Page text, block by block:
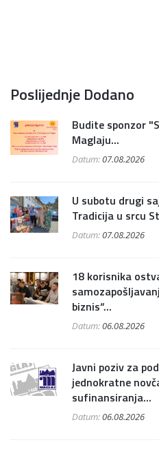
Poslijednje Dodano
Budite sponzor
Maglaju...
Datum:07.08.2026
U subotu drugi
Tradicija u srcu
Datum:07.08.2026
18 korisnika
biznis“...
Datum:06.08.2026
Javni poziv za
jednokratne
sufinansiranja...
Datum:06.08.2026